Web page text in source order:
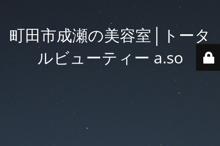
町田市成瀬の美容室│トータ
ルビューティー a.so